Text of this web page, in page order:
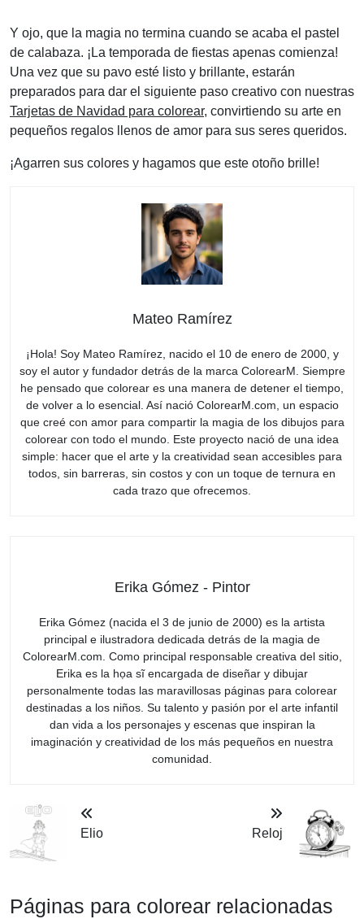
Y ojo, que la magia no termina cuando se acaba el pastel
de calabaza. ¡La temporada de fiestas apenas comienza!
Una vez que su pavo esté listo y brillante, estarán
preparados para dar el siguiente paso creativo con nuestras
Tarjetas de Navidad para colorear, convirtiendo su arte en
pequeños regalos llenos de amor para sus seres queridos.
¡Agarren sus colores y hagamos que este otoño brille!
Mateo Ramírez
¡Hola! Soy Mateo Ramírez, nacido el 10 de enero de 2000, y
soy el autor y fundador detrás de la marca ColorearM. Siempre
he pensado que colorear es una manera de detener el tiempo,
de volver a lo esencial. Así nació ColorearM.com, un espacio
que creé con amor para compartir la magia de los dibujos para
colorear con todo el mundo. Este proyecto nació de una idea
simple: hacer que el arte y la creatividad sean accesibles para
todos, sin barreras, sin costos y con un toque de ternura en
cada trazo que ofrecemos.
Erika Gómez - Pintor
Erika Gómez (nacida el 3 de junio de 2000) es la artista
principal e ilustradora dedicada detrás de la magia de
ColorearM.com. Como principal responsable creativa del sitio,
Erika es la họa sĩ encargada de diseñar y dibujar
personalmente todas las maravillosas páginas para colorear
destinadas a los niños. Su talento y pasión por el arte infantil
dan vida a los personajes y escenas que inspiran la
imaginación y creatividad de los más pequeños en nuestra
comunidad.
Elio Reloj
Páginas para colorear relacionadas